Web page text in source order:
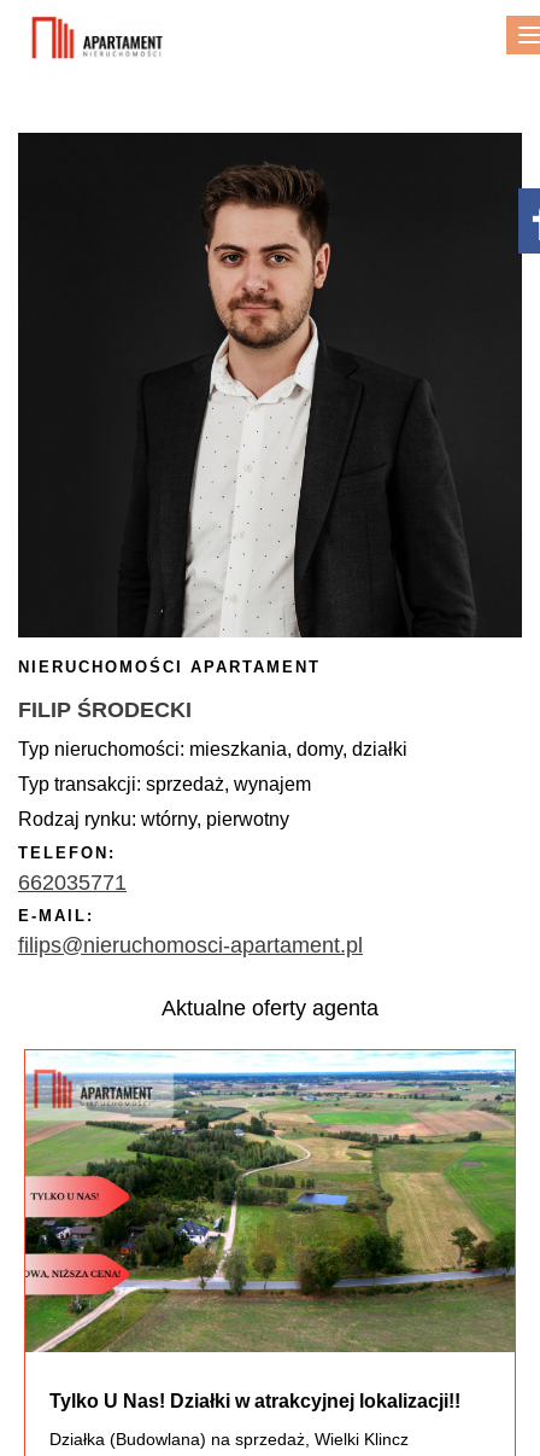
NIERUCHOMOŚCI APARTAMENT
FILIP ŚRODECKI
Typ nieruchomości: mieszkania, domy, działki
Typ transakcji: sprzedaż, wynajem
Rodzaj rynku: wtórny, pierwotny
TELEFON:
662035771
E-MAIL:
filips@nieruchomosci-apartament.pl
Aktualne oferty agenta
Tylko U Nas! Działki w atrakcyjnej lokalizacji!!
Działka (Budowlana) na sprzedaż, Wielki Klincz